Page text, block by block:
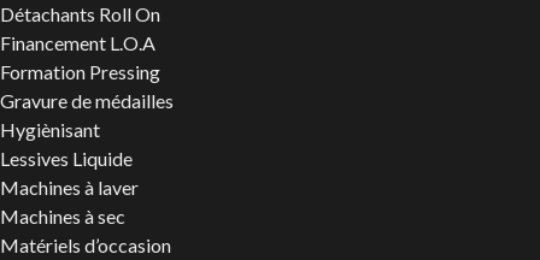
Détachants Roll On
Financement L.O.A
Formation Pressing
Gravure de médailles
Hygiènisant
Lessives Liquide
Machines à laver
Machines à sec
Matériels d’occasion